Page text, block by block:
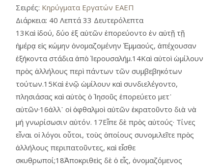
Σειρές: Κηρύγματα Εργατών ΕΑΕΠ
Διάρκεια: 40 Λεπτά 33 Δευτερόλεπτα
13Καὶ ἰδού, δύο ἐξ αὐτῶν ἐπορεύοντο ἐν αὐτῇ τῇ
ἡμέρᾳ εἰς κώμην ὀνομαζομένην Ἐμμαούς, ἀπέχουσαν
ἑξήκοντα στάδια ἀπὸ Ἱερουσαλήμ.14Καὶ αὐτοὶ ὡμίλουν
πρὸς ἀλλήλους περὶ πάντων τῶν συμβεβηκότων
τούτων.15Καὶ ἐνῷ ὡμίλουν καὶ συνδιελέγοντο,
πλησιάσας καὶ αὐτὸς ὁ Ἰησοῦς ἐπορεύετο μετ᾿
αὐτῶν·16ἀλλ᾿ οἱ ὀφθαλμοὶ αὐτῶν ἐκρατοῦντο διὰ νὰ
μή γνωρίσωσιν αὐτόν. 17Εἶπε δὲ πρὸς αὐτούς· Τίνες
εἶναι οἱ λόγοι οὗτοι, τοὺς ὁποίους συνομιλεῖτε πρὸς
ἀλλήλους περιπατοῦντες, καὶ εἶσθε
σκυθρωποί;18Ἀποκριθεὶς δὲ ὁ εἷς, ὀνομαζόμενος